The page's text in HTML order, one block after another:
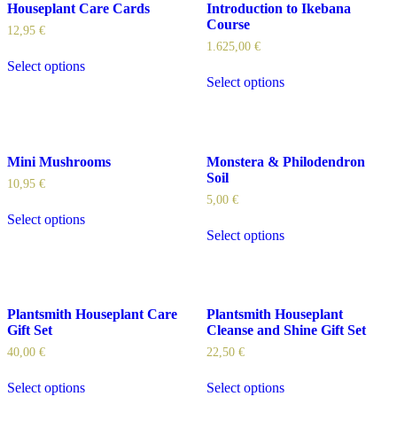
Houseplant Care Cards
12,95 €
Select options
Introduction to Ikebana
Course
1.625,00 €
Select options
Mini Mushrooms
10,95 €
Select options
Monstera & Philodendron
Soil
5,00 €
Select options
Plantsmith Houseplant Care
Gift Set
40,00 €
Select options
Plantsmith Houseplant
Cleanse and Shine Gift Set
22,50 €
Select options